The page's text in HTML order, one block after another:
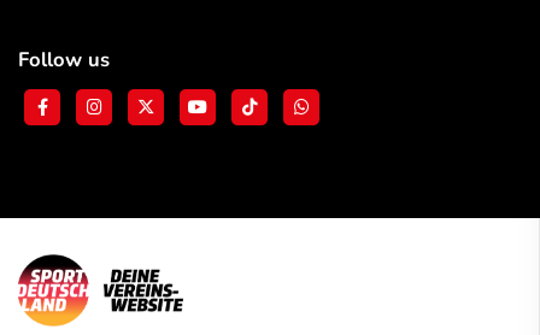
Follow us